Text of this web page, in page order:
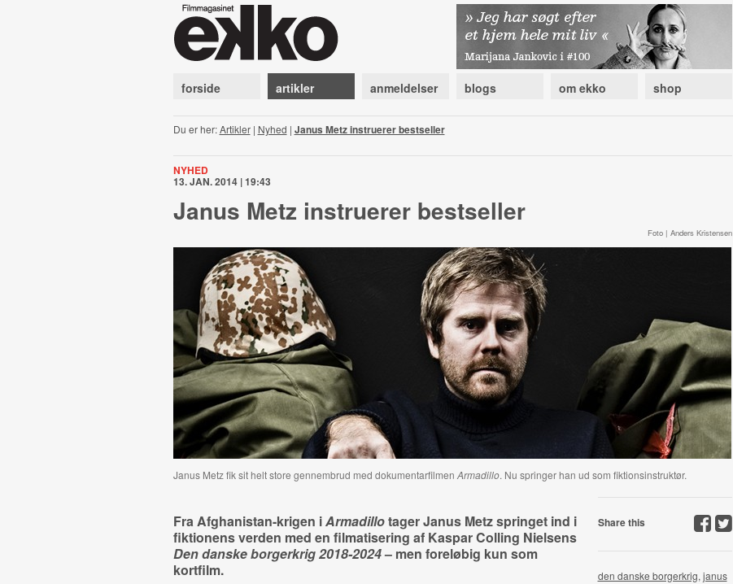
forside artikler anmeldelser blogs om ekko shop
Du er her:Artikler| Nyhed | Janus Metz instruerer bestseller
NYHED
13. JAN. 2014 | 19:43
Janus Metz instruerer bestseller
Foto | Anders Kristensen
Janus Metz fik sit helt store gennembrud med dokumentarfilmen Armadillo. Nu springer han ud som fiktionsinstruktør.
Fra Afghanistan-krigen iArmadillotager Janus Metz springet ind i
fiktionens verden med en filmatisering af Kaspar Colling Nielsens
Den danske borgerkrig 2018-2024– men foreløbig kun som
kortfilm.
Share this
den danske borgerkrig, janus